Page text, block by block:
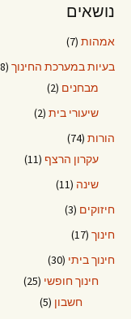
נושאים
אמהות (7)
בעיות במערכת החינוך (18)
מבחנים (2)
שיעורי בית (2)
הורות (74)
עקרון הרצף (11)
שינה (11)
חיזוקים (3)
חינוך (17)
חינוך ביתי (30)
חינוך חופשי (25)
חשבון (5)